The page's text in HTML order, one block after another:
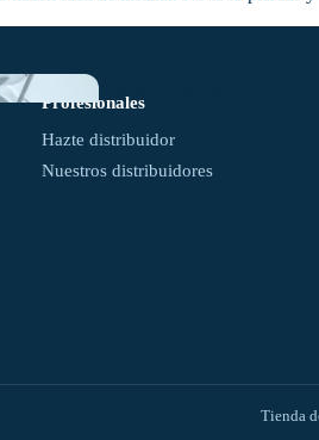
Protectores de
Profesionales
Hazte distribuidor
Nuestros distribuidores
Tienda